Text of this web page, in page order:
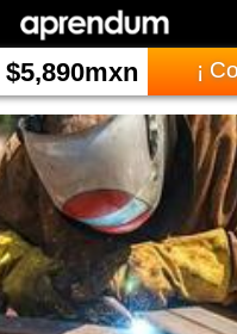
$5,890mxn ¡